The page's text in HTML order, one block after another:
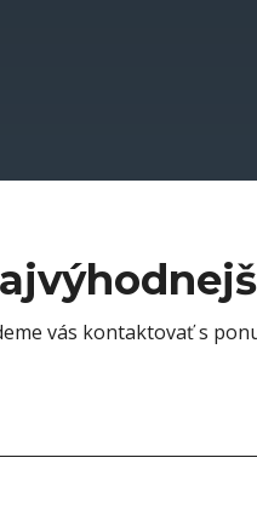
vás kontaktovať s